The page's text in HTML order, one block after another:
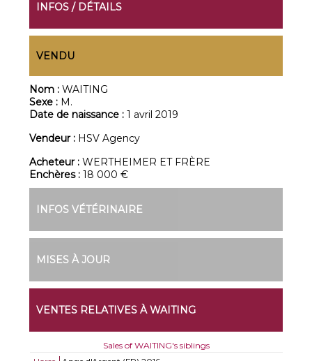
INFOS / DÉTAILS
VENDU
Nom :WAITING
Sexe : M.
Date de naissance :1 avril 2019
Vendeur : HSV Agency
Acheteur :WERTHEIMER ET FRÈRE
Enchères :18 000 €
INFOS VÉTÉRINAIRE
MISES À JOUR
VENTES RELATIVES À WAITING
Sales of WAITING's siblings